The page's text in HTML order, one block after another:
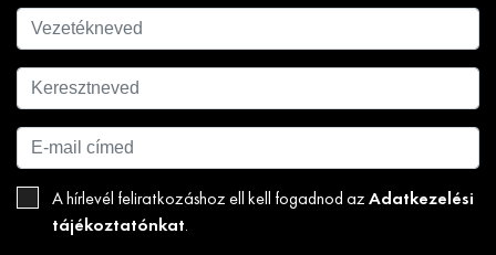
A hírlevél feliratkozáshoz ell kell fogadnod az Adatkezelési
tájékoztatónkat.